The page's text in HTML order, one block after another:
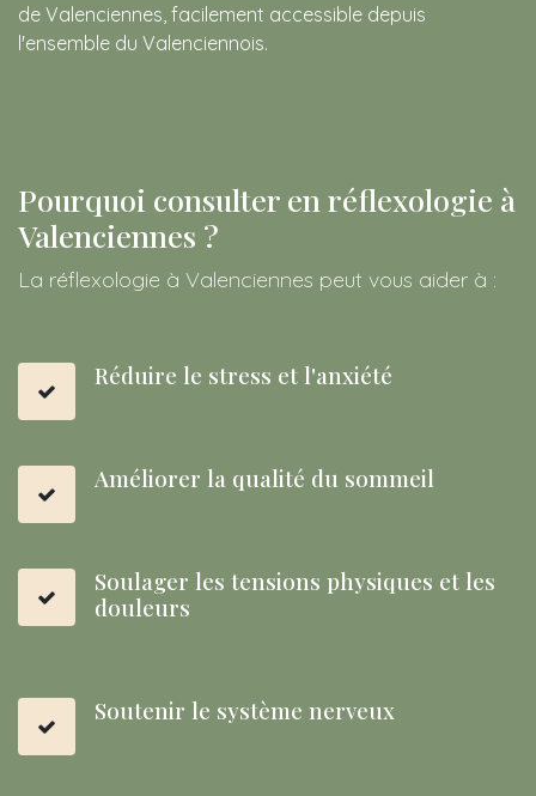
de Valenciennes, facilement accessible depuis
l'ensemble du Valenciennois.
Pourquoi consulter en réflexologie à
Valenciennes ?
La réflexologie à Valenciennes peut vous aider à :
Réduire le stress et l'anxiété
Améliorer la qualité du sommeil
Soulager les tensions physiques et les
douleurs
Soutenir le système nerveux